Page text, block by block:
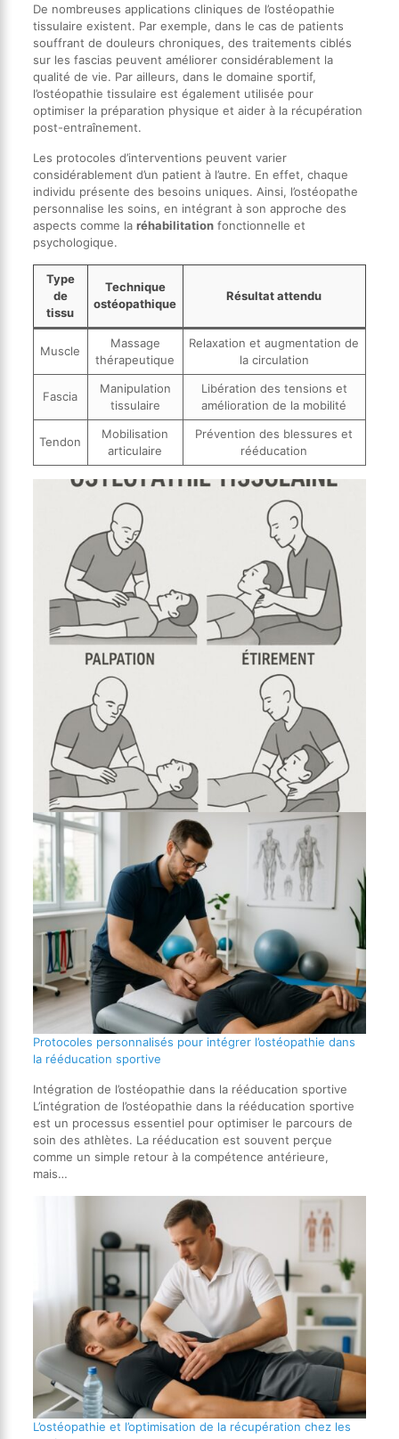
De nombreuses applications cliniques de l’ostéopathie
tissulaire existent. Par exemple, dans le cas de patients
souffrant de douleurs chroniques, des traitements ciblés
sur les fascias peuvent améliorer considérablement la
qualité de vie. Par ailleurs, dans le domaine sportif,
l’ostéopathie tissulaire est également utilisée pour
optimiser la préparation physique et aider à la récupération
post-entraînement.
Les protocoles d’interventions peuvent varier
considérablement d’un patient à l’autre. En effet, chaque
individu présente des besoins uniques. Ainsi, l’ostéopathe
personnalise les soins, en intégrant à son approche des
aspects comme la réhabilitationfonctionnelle et
psychologique.
Type
de
tissu
Technique
ostéopathique
Résultat attendu
Muscle
Massage
thérapeutique
Relaxation et augmentation de
la circulation
Fascia
Manipulation
tissulaire
Libération des tensions et
amélioration de la mobilité
Tendon
Mobilisation
articulaire
Prévention des blessures et
rééducation
Protocoles personnalisés pour intégrer l’ostéopathie dans
la rééducation sportive
Intégration de l’ostéopathie dans la rééducation sportive
L’intégration de l’ostéopathie dans la rééducation sportive
est un processus essentiel pour optimiser le parcours de
soin des athlètes. La rééducation est souvent perçue
comme un simple retour à la compétence antérieure,
mais…
L’ostéopathie et l’optimisation de la récupération chez les